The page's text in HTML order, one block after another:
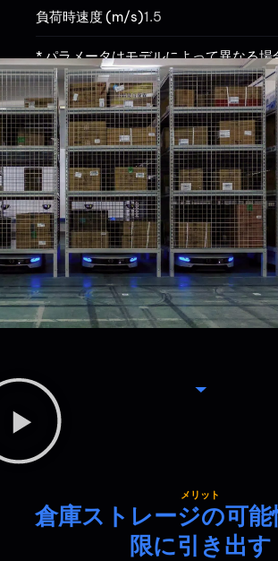
負荷時速度 (m/s)1.5
* パラメータはモデルによって異なる場
す。詳細についてはカタログを参照し
メリット
倉庫ストレージの可
限に引き出す